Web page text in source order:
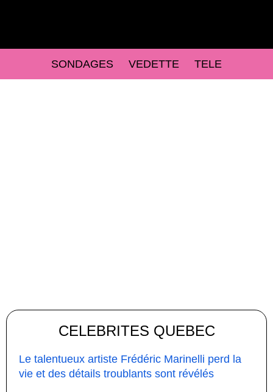
SONDAGES VEDETTE TELE
CELEBRITES QUEBEC
Le talentueux artiste Frédéric Marinelli perd la
vie et des détails troublants sont révélés